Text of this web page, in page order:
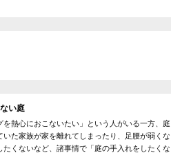
い庭
を熱心におこないたい」という人がいる一方、庭
いた家族が家を離れてしまったり、足腰が弱くな
たくないなど、諸事情で「庭の手入れをしたくな